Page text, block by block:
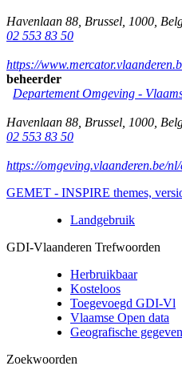
Havenlaan 88 Brussel 1000
02 553 83 50
https://
beheerder
Departement Omgeving -
Havenlaan 88 Brussel 1000
02 553 83 50
https://omgeving.vlaanderen.be/
GEMET - INSPIRE themes,
Landgebruik
GDI-Vlaanderen Trefwoorden
Herbruikbaar
Kosteloos
Toegevoegd GDI-Vl
Vlaamse Open data
Geografische
Zoekwoorden